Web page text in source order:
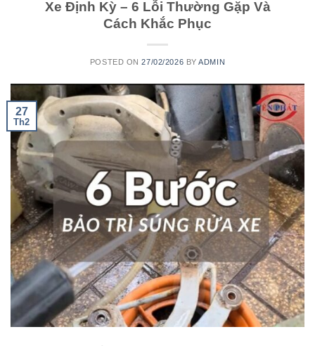
Xe Định Kỳ – 6 Lỗi Thường Gặp Và
Cách Khắc Phục
POSTED ON27/02/2026 BYADMIN
27
Th2